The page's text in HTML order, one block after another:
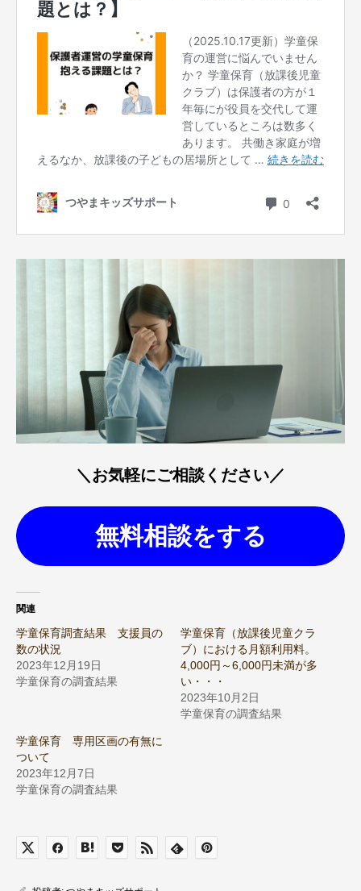
＼お気軽にご相談ください／
無料相談をする
関連
学童保育調査結果 支援員の
数の状況
2023年12月19日
学童保育の調査結果
学童保育（放課後児童クラ
ブ）における月額利用料。
4,000円～6,000円未満が多
い・・・
2023年10月2日
学童保育の調査結果
学童保育 専用区画の有無に
ついて
2023年12月7日
学童保育の調査結果